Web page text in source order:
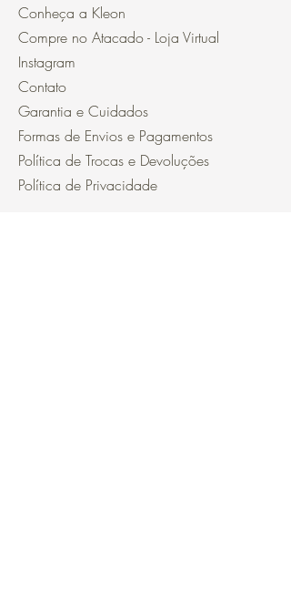
Conheça a Kleon
Compre no Atacado - Loja Virtual
Instagram
Contato
Garantia e Cuidados
Formas de Envios e Pagamentos
Política de Trocas e Devoluções
Política de Privacidade